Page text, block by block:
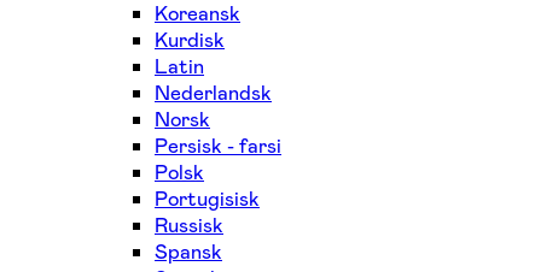
Koreansk
Kurdisk
Latin
Nederlandsk
Norsk
Persisk - farsi
Polsk
Portugisisk
Russisk
Spansk